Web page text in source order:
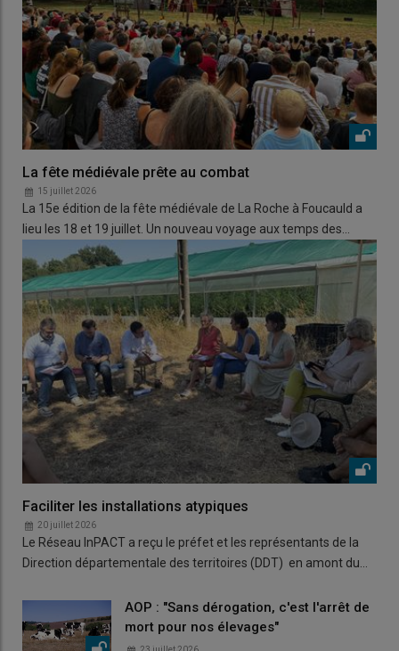
La fête médiévale prête au combat
15 juillet 2026
La 15e édition de la fête médiévale de La Roche à Foucauld a
lieu les 18 et 19 juillet. Un nouveau voyage aux temps des…
Faciliter les installations atypiques
20 juillet 2026
Le Réseau InPACT a reçu le préfet et les représentants de la
Direction départementale des territoires (DDT) en amont du…
AOP : "Sans dérogation, c'est l'arrêt de
mort pour nos élevages"